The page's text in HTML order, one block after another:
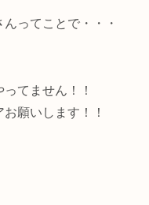
ってことで・・・
てません！！
願いします！！